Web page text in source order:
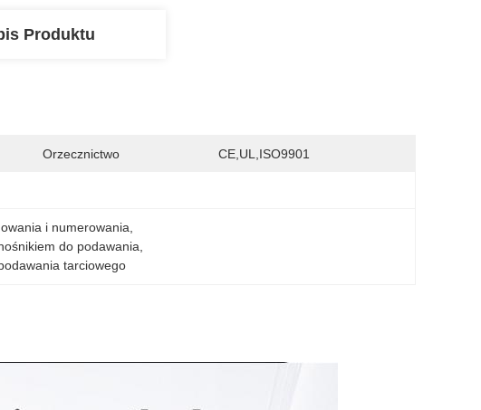
Produktu
Orzecznictwo CE,UL,ISO9901
i numerowania
do podawania
tarciowego